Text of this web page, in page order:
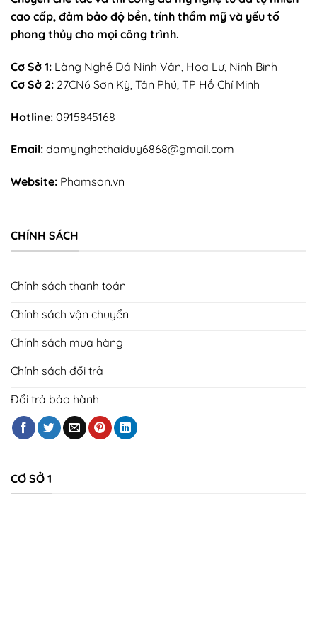
cao cấp, đảm bảo độ bền, tính thẩm mỹ và yếu tố
phong thủy cho mọi công trình.
Cơ Sở 1: Làng Nghề Đá Ninh Vân, Hoa Lư, Ninh Bình
Cơ Sở 2: 27CN6 Sơn Kỳ, Tân Phú, TP Hồ Chí Minh
Hotline: 0915845168
Email: damynghethaiduy6868@gmail.com
Website: Phamson.vn
CHÍNH SÁCH
Chính sách thanh toán
Chính sách vận chuyển
Chính sách mua hàng
Chính sách đổi trả
Đổi trả bảo hành
CƠ SỞ 1